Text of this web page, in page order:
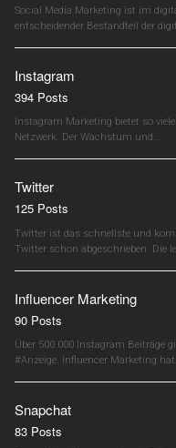
Social Media Marketing ist im
entscheidender Bestandteil der
Instagram
394 Posts
Instagram Marketing bietet so
Netzwerk. Der Wachstum und…
Twitter
125 Posts
Twitter ist das schnellste und
Twitter schon abgeschrieben. Die
Influencer Marketing
90 Posts
Über 500.000 Instagram Beiträge
#Anzeige. Influencer Marketing hat…
Snapchat
83 Posts